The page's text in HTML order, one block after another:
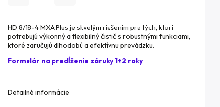
HD 8/18-4 MXA Plus je skvelým riešením pre tých, ktorí
potrebujú výkonný a flexibilný čistič s robustnými funkciami,
ktoré zaručujú dlhodobú a efektívnu prevádzku.
Formulár na predĺženie záruky 1+2 roky
Detailné informácie